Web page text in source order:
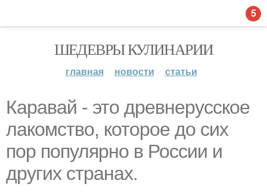
ШЕДЕВРЫ КУЛИНАРИИ
главная новости статьи
Каравай - это древнерусское
лакомство, которое до сих
пор популярно в России и
других странах.
5